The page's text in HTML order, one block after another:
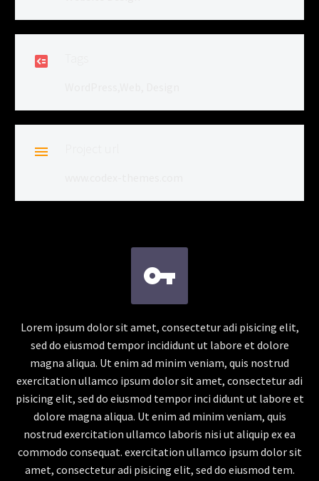




Lorem ipsum dolor sit amet, consectetur adi pisicing elit,
sed do eiusmod tempor incididunt ut labore et dolore
magna aliqua. Ut enim ad minim veniam, quis nostrud
exercitation ullamco ipsum dolor sit amet, consectetur adi
pisicing elit, sed do eiusmod tempor inci didunt ut labore et
dolore magna aliqua. Ut enim ad minim veniam, quis
nostrud exercitation ullamco laboris nisi ut aliquip ex ea
commodo consequat. exercitation ullamco ipsum dolor sit
amet, consectetur adi pisicing elit, sed do eiusmod tem.